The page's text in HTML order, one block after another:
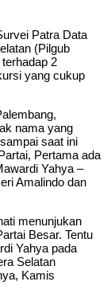
Patra Data
(Pilgub
2
yang cukup
nama yang
saat ini
Pertama ada
Yahya –
Amalindo dan
menunjukan
Besar. Tentu
Yahya pada
Selatan
Kamis